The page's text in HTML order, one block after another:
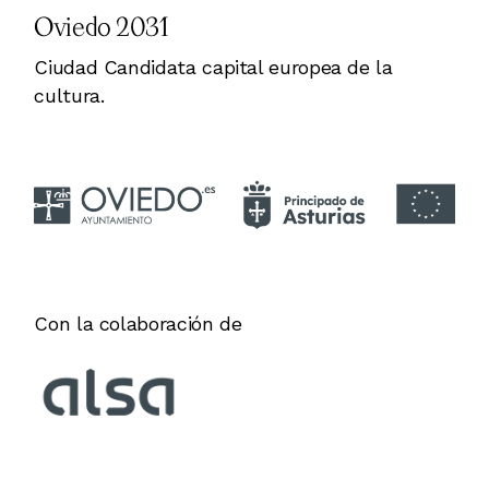
Oviedo 2031
Ciudad Candidata capital europea de la
cultura.
Con la colaboración de